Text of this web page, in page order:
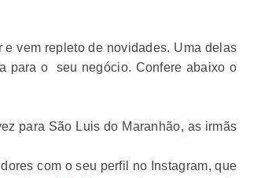
vem repleto de novidades. Uma delas
para o seu negócio. Confere abaixo o
para São Luis do Maranhão, as irmãs
com o seu perfil no Instagram, que